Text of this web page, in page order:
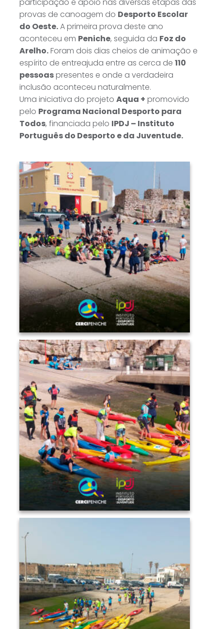
provas de canoagem do Desporto Escolar
do Oeste.A primeira prova deste ano
aconteceu em Peniche, seguida da Foz do
Arelho.Foram dois dias cheios de animação e
espírito de entreajuda entre as cerca de 110
pessoaspresentes e onde a verdadeira
inclusão aconteceu naturalmente.
Uma iniciativa do projeto Aqua + promovido
pelo Programa Nacional Desporto para
Todos, financiada pelo IPDJ – Instituto
Português do Desporto e da Juventude.